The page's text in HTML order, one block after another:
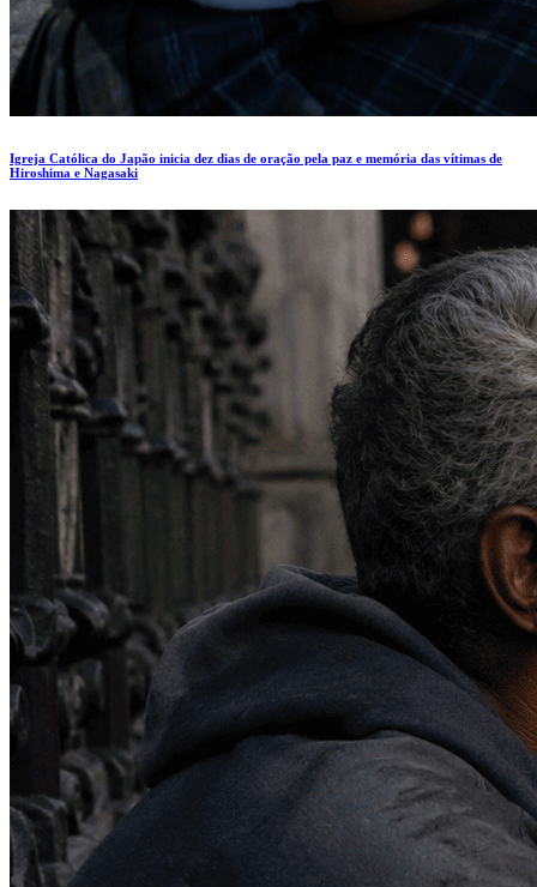
Igreja Católica do Japão inicia dez dias de oração pela paz e memória das vítimas de
Hiroshima e Nagasaki